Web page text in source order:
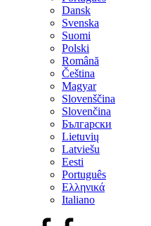
Dansk
Svenska
Suomi
Polski
Română
Čeština
Magyar
Slovenščina
Slovenčina
Български
Lietuvių
Latviešu
Eesti
Português
Ελληνικά
Italiano
Facebook